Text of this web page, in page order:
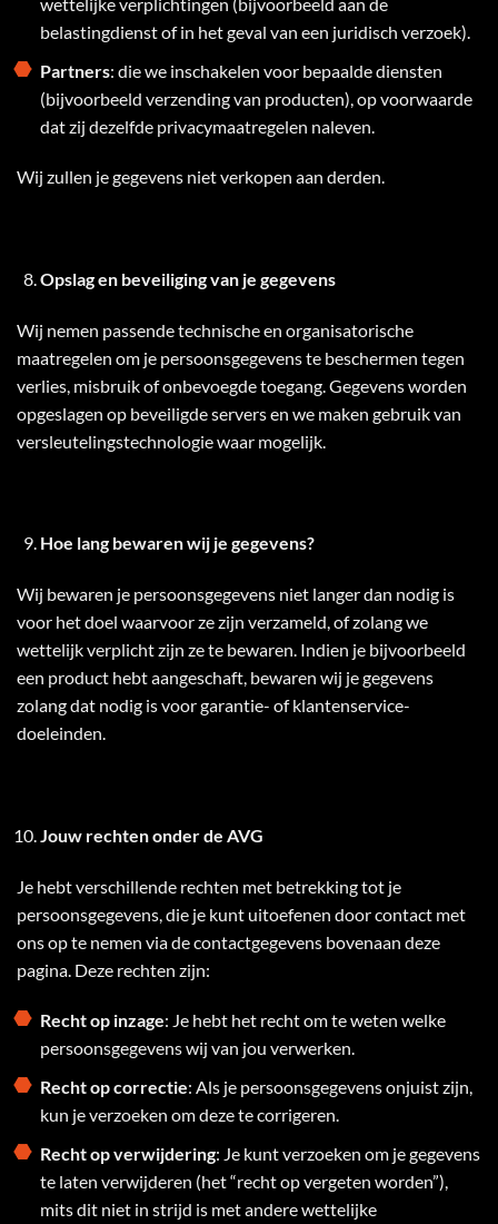
belastingdienst of in het geval van een juridisch verzoek).
Partners: die we inschakelen voor bepaalde diensten
(bijvoorbeeld verzending van producten), op voorwaarde
dat zij dezelfde privacymaatregelen naleven.
Wij zullen je gegevens niet verkopen aan derden.
Opslag en beveiliging van je gegevens
Wij nemen passende technische en organisatorische
maatregelen om je persoonsgegevens te beschermen tegen
verlies, misbruik of onbevoegde toegang. Gegevens worden
opgeslagen op beveiligde servers en we maken gebruik van
versleutelingstechnologie waar mogelijk.
Hoe lang bewaren wij je gegevens?
Wij bewaren je persoonsgegevens niet langer dan nodig is
voor het doel waarvoor ze zijn verzameld, of zolang we
wettelijk verplicht zijn ze te bewaren. Indien je bijvoorbeeld
een product hebt aangeschaft, bewaren wij je gegevens
zolang dat nodig is voor garantie- of klantenservice-
doeleinden.
Jouw rechten onder de AVG
Je hebt verschillende rechten met betrekking tot je
persoonsgegevens, die je kunt uitoefenen door contact met
ons op te nemen via de contactgegevens bovenaan deze
pagina. Deze rechten zijn:
Recht op inzage: Je hebt het recht om te weten welke
persoonsgegevens wij van jou verwerken.
Recht op correctie: Als je persoonsgegevens onjuist zijn,
kun je verzoeken om deze te corrigeren.
Recht op verwijdering: Je kunt verzoeken om je gegevens
te laten verwijderen (het “recht op vergeten worden”),
mits dit niet in strijd is met andere wettelijke